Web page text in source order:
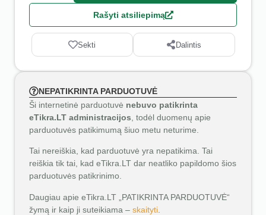
Rašyti atsiliepimą
Sekti Dalintis
NEPATIKRINTA PARDUOTUVĖ
Ši internetinė parduotuvė nebuvo patikrinta
eTikra.LT administracijos , todėl duomenų apie
parduotuvės patikimumą šiuo metu neturime.
Tai nereiškia, kad parduotuvė yra nepatikima. Tai
reiškia tik tai, kad eTikra.LT dar neatliko papildomo šios
parduotuvės patikrinimo.
Daugiau apie eTikra.LT „PATIKRINTA PARDUOTUVĖ“
žymą ir kaip ji suteikiama – skaityti